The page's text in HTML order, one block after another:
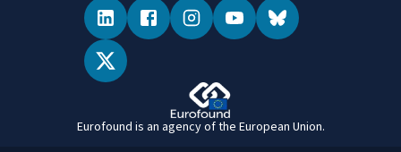
Eurofound is an agency of the European Union.